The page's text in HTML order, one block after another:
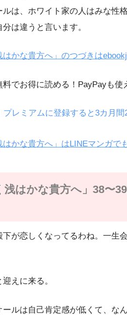
ルは、ホワイト家の人はみな性
は違うと言います。
かな貴方へ」のつづきは
でお得に読める！PayPayも使
プレミアムに登録すると3カ月
かな貴方へ」はLINEマンガで
浅はかな貴方へ」38〜
下が恋しくなってるわね。一生
えに来る。
ールは自己肯定感が低くて、な